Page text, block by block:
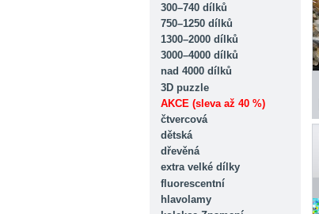
300–740 dílků
750–1250 dílků
1300–2000 dílků
3000–4000 dílků
nad 4000 dílků
3D puzzle
AKCE (sleva až 40 %)
čtvercová
dětská
dřevěná
extra velké dílky
fluorescentní
hlavolamy